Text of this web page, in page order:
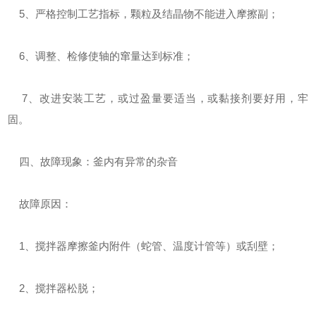
5、严格控制工艺指标，颗粒及结晶物不能进入摩擦副；
6、调整、检修使轴的窜量达到标准；
7、改进安装工艺，或过盈量要适当，或黏接剂要好用，牢
固。
四、故障现象：釜内有异常的杂音
故障原因：
1、搅拌器摩擦釜内附件（蛇管、温度计管等）或刮壁；
2、搅拌器松脱；